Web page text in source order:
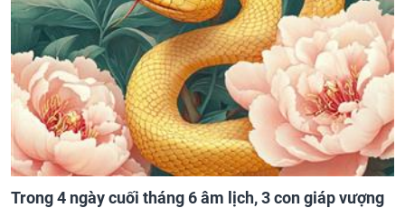
Trong 4 ngày cuối tháng 6 âm lịch, 3 con giáp vượng